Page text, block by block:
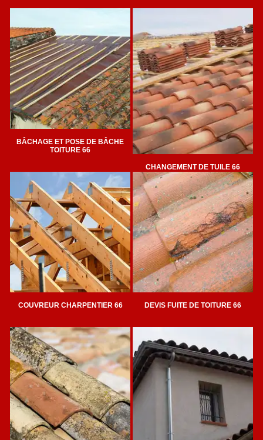
BÂCHAGE ET POSE DE BÂCHE
TOITURE 66
CHANGEMENT DE TUILE 66
COUVREUR CHARPENTIER 66 DEVIS FUITE DE TOITURE 66